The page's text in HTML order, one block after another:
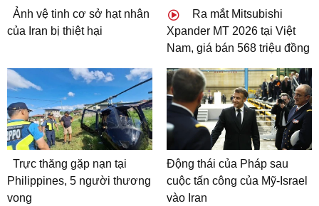
Ảnh vệ tinh cơ sở hạt nhân
của Iran bị thiệt hại
Ra mắt Mitsubishi
Xpander MT 2026 tại Việt
Nam, giá bán 568 triệu đồng
Trực thăng gặp nạn tại
Philippines, 5 người thương
vong
Động thái của Pháp sau
cuộc tấn công của Mỹ-Israel
vào Iran